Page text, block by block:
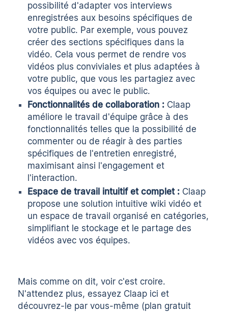
possibilité d'adapter vos interviews
enregistrées aux besoins spécifiques de
votre public. Par exemple, vous pouvez
créer des sections spécifiques dans la
vidéo. Cela vous permet de rendre vos
vidéos plus conviviales et plus adaptées à
votre public, que vous les partagiez avec
vos équipes ou avec le public.
Fonctionnalités de collaboration : Claap
améliore le travail d'équipe grâce à des
fonctionnalités telles que la possibilité de
commenter ou de réagir à des parties
spécifiques de l'entretien enregistré,
maximisant ainsi l'engagement et
l'interaction.
Espace de travail intuitif et complet : Claap
propose une solution intuitivewiki vidéo et
un espace de travail organisé en catégories,
simplifiant le stockage et le partage des
vidéos avec vos équipes.
Mais comme on dit, voir c'est croire.
N'attendez plus, essayez Claap ici et
découvrez-le par vous-même (plan gratuit